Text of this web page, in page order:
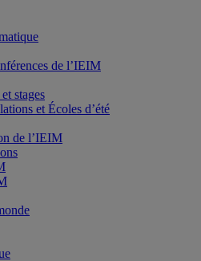
de l’IEIM
stages
et Écoles d’été
de l’IEIM